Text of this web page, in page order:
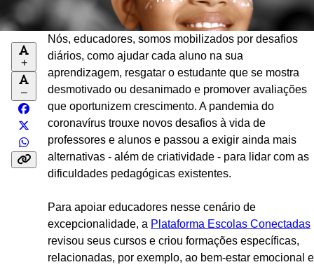
+
–
Nós, educadores, somos mobilizados por desafios
diários, como ajudar cada aluno na sua
aprendizagem, resgatar o estudante que se mostra
desmotivado ou desanimado e promover avaliações
que oportunizem crescimento. A pandemia do
coronavírus trouxe novos desafios à vida de
professores e alunos e passou a exigir ainda mais
alternativas - além de criatividade - para lidar com as
dificuldades pedagógicas existentes.
Para apoiar educadores nesse cenário de
excepcionalidade, a Plataforma Escolas Conectadas
revisou seus cursos e criou formações específicas,
relacionadas, por exemplo, ao bem-estar emocional e